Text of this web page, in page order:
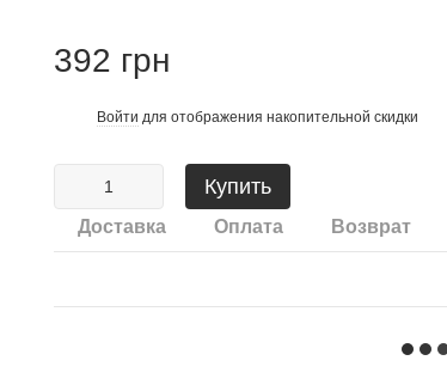
392 грн
Войти для отображения накопительной скидки
Купить
Доставка Оплата Возврат